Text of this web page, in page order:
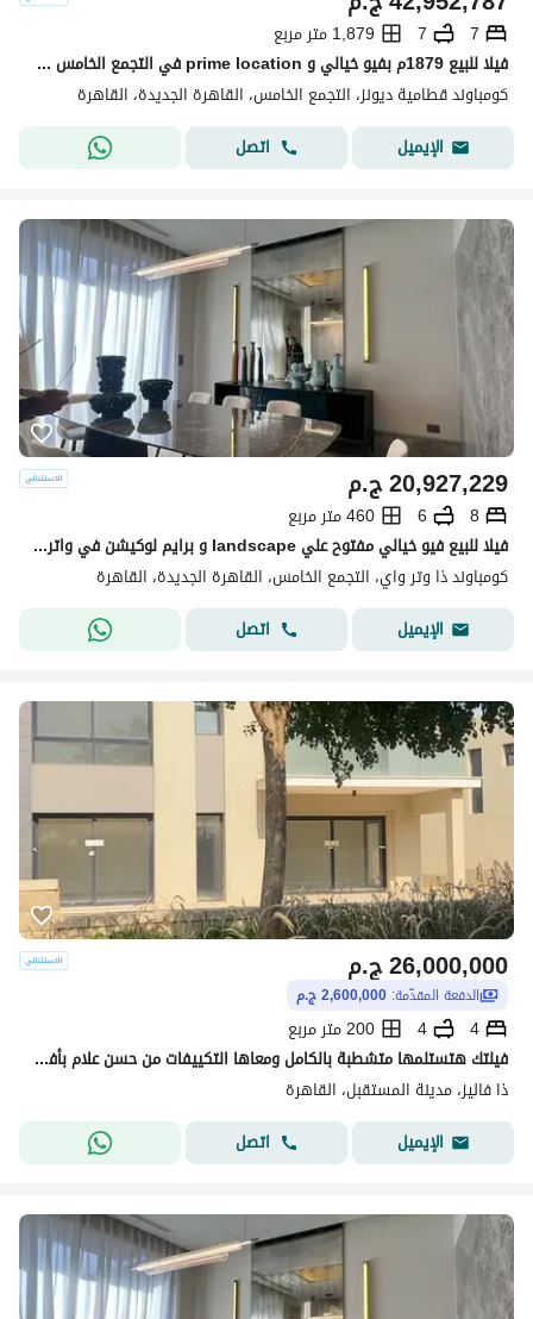
7
7
1,879 متر مربع
فيلا للبيع 1879م بفيو خيالي و prime location في التجمع الخامس بجوار قطاميه ديونز Katameya Dunes
كومباوند قطامية ديونز، التجمع الخامس، القاهرة الجديدة، القاهرة
الإيميل
اتصل
ج.م20,927,229
8
6
460 متر مربع
فيلا للبيع فيو خيالي مفتوح علي landscape و برايم لوكيشن في واتر واي water way في التجمع الخامس
كومباوند ذا وتر واي، التجمع الخامس، القاهرة الجديدة، القاهرة
الإيميل
اتصل
ج.م26,000,000
الدفعة المقدّمة: 2,600,000 ج.م
4
4
200 متر مربع
فيلتك هتستلمها متشطبة بالكامل ومعاها التكييفات من حسن علام بأفضل نظام تقسيط وخدمات في كمبوند بالقرب من مدينتي طلعت مصطفي والجامعة الأمريكية
ذا فاليز، مدينة المستقبل، القاهرة
الإيميل
اتصل